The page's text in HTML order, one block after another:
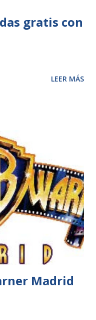
gratis con
LEER MÁS
Madrid